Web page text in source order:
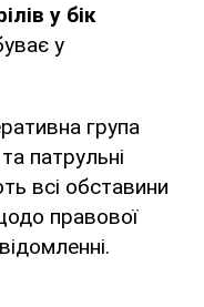
у бік
у
група
патрульні
всі обставини
правової